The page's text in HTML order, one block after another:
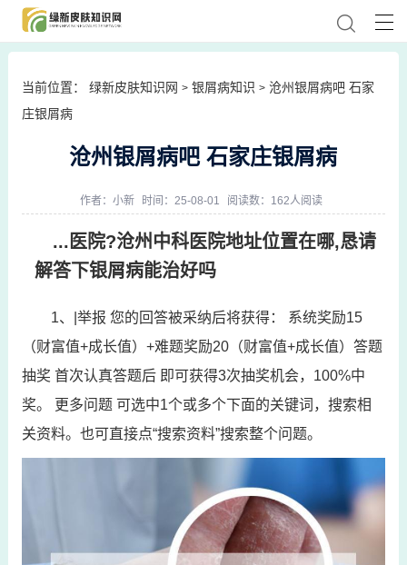
当前位置： 绿新皮肤知识网 > 银屑病知识 > 沧州银屑病吧 石家
庄银屑病
沧州银屑病吧 石家庄银屑病
作者： 小新 时间：25-08-01 阅读数：162人阅读
...医院?沧州中科医院地址位置在哪,恳请
解答下银屑病能治好吗
1、|举报 您的回答被采纳后将获得： 系统奖励15
（财富值+成长值）+难题奖励20（财富值+成长值）答题
抽奖 首次认真答题后 即可获得3次抽奖机会，100%中
奖。 更多问题 可选中1个或多个下面的关键词，搜索相
关资料。也可直接点“搜索资料”搜索整个问题。